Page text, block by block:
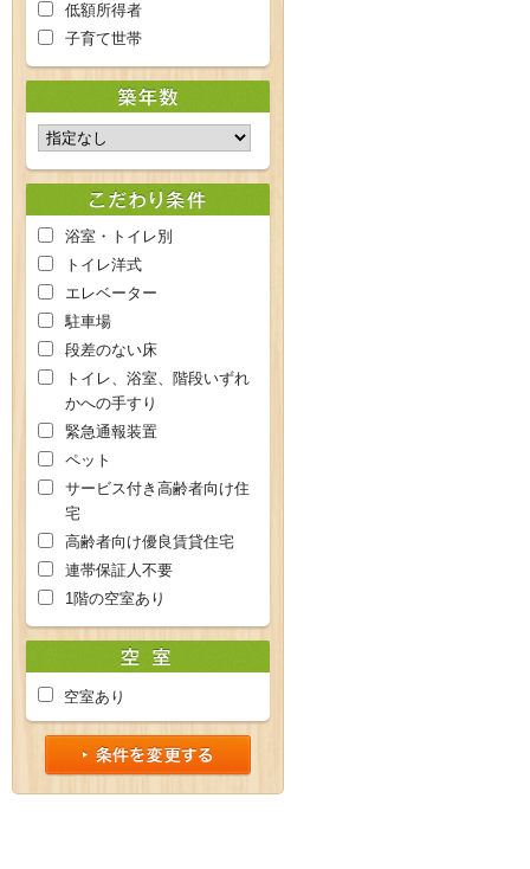
低額所得者
子育て世帯
浴室・トイレ別
トイレ洋式
エレベーター
駐車場
段差のない床
トイレ、浴室、階段いずれ
かへの手すり
緊急通報装置
ペット
サービス付き高齢者向け住
宅
高齢者向け優良賃貸住宅
連帯保証人不要
1階の空室あり
空室あり